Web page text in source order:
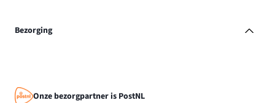
Bezorging
Onze bezorgpartner is PostNL